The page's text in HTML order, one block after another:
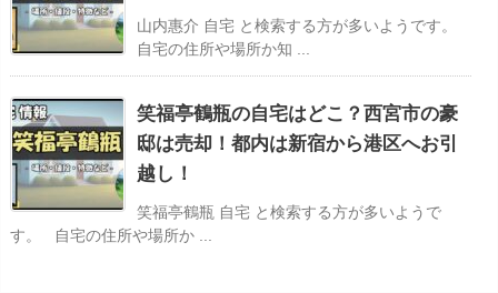
山内惠介 自宅 と検索する方が多いようです。
自宅の住所や場所か知 ...
笑福亭鶴瓶の自宅はどこ？西宮市の豪
邸は売却！都内は新宿から港区へお引
越し！
笑福亭鶴瓶 自宅 と検索する方が多いようで
す。 自宅の住所や場所か ...